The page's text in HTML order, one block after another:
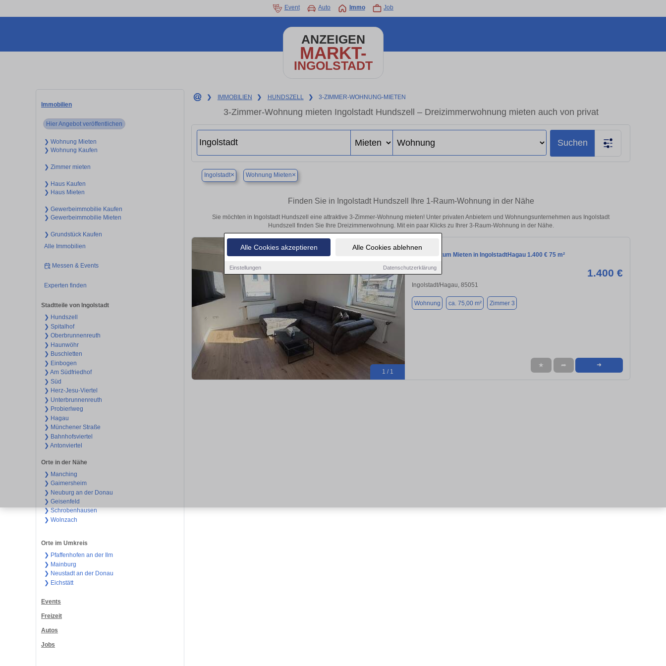
Alle Cookies akzeptieren Alle Cookies ablehnen
Einstellungen Datenschutzerklärung
Event Auto Immo Job
ANZEIGEN
MARKT-
INGOLSTADT
Immobilien
Hier Angebot veröffentlichen
❯ Wohnung Mieten
❯ Wohnung Kaufen
❯ Zimmer mieten
❯ Haus Kaufen
❯ Haus Mieten
❯ Gewerbeimmobilie Kaufen
❯ Gewerbeimmobilie Mieten
❯ Grundstück Kaufen
Alle Immobilien
Messen & Events
Experten finden
Stadtteile von Ingolstadt
❯ Hundszell
❯ Spitalhof
❯ Oberbrunnenreuth
❯ Haunwöhr
❯ Buschletten
❯ Einbogen
❯ Am Südfriedhof
❯ Süd
❯ Herz-Jesu-Viertel
❯ Unterbrunnenreuth
❯ Probierlweg
❯ Hagau
❯ Münchener Straße
❯ Bahnhofsviertel
❯ Antonviertel
Orte in der Nähe
❯ Manching
❯ Gaimersheim
❯ Neuburg an der Donau
❯ Geisenfeld
❯ Schrobenhausen
❯ Wolnzach
Orte im Umkreis
❯ Pfaffenhofen an der Ilm
❯ Mainburg
❯ Neustadt an der Donau
❯ Eichstätt
Events
Freizeit
Autos
Jobs
❯ IMMOBILIEN ❯ HUNDSZELL ❯ 3-ZIMMER-WOHNUNG-MIETEN
3-Zimmer-Wohnung mieten Ingolstadt Hundszell – Dreizimmerwohnung mieten auch von privat
Suchen
Ingolstadt× Wohnung Mieten×
Finden Sie in Ingolstadt Hundszell Ihre 1-Raum-Wohnung in der Nähe
Sie möchten in Ingolstadt Hundszell eine attraktive 3-Zimmer-Wohnung mieten! Unter privaten Anbietern und Wohnungsunternehmen aus Ingolstadt
Hundszell finden Sie Ihre Dreizimmerwohnung. Mit ein paar Klicks zu Ihrer 3-Raum-Wohnung in der Nähe.
1 / 1
Wohnung zum Mieten in IngolstadtHagau 1.400 € 75 m²
1.400 €
Ingolstadt/Hagau, 85051
Wohnung ca. 75,00 m² Zimmer 3
★ ➦ ➜